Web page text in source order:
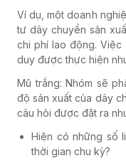
Ví dụ, một doanh
tư dây chuyền sản
chi phí lao động.
duy được thực hiện
Mũ trắng: Nhóm sẽ
độ sản xuất của dây
câu hỏi được đặt ra
Hiện có những số
thời gian chu kỳ?